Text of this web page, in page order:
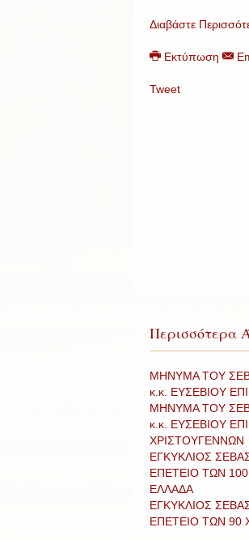
Διαβάστε
Εκτύπωση
Tweet
Περισσότερα
ΜΗΝΥΜΑ ΤΟΥ
κ.κ. ΕΥΣΕΒΙΟΥ
ΜΗΝΥΜΑ ΤΟΥ
κ.κ. ΕΥΣΕΒΙΟΥ
ΧΡΙΣΤΟΥΓΕΝΝΩΝ
ΕΓΚΥΚΛΙΟΣ
ΕΠΕΤΕΙΟ ΤΩΝ
ΕΛΛΑΔΑ
ΕΓΚΥΚΛΙΟΣ
ΕΠΕΤΕΙΟ ΤΩΝ 90